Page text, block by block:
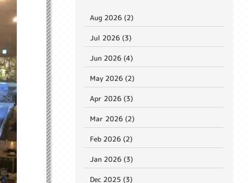
Aug 2026 (2)
Jul 2026 (3)
Jun 2026 (4)
May 2026 (2)
Apr 2026 (3)
Mar 2026 (2)
Feb 2026 (2)
Jan 2026 (3)
Dec 2025 (3)